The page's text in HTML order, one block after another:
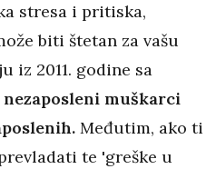
stresa i pritiska,
biti štetan za vašu
iz 2011. godine sa
nezaposleni muškarci
Međutim, ako ti
te 'greške u